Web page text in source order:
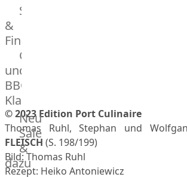
GOURMET
Manufaktur
Bratwurstsets
Toppings
Hackfleisch
Aufschnitt
&
Schinken
Streetfood
&
Fingerfood
Grill-
und
BBQ-
Klassiker
Beilagen
Brot
&
Brötchen
Neu
Sale
&
dazu
© 2023 Edition Port Culinaire
Thomas Ruhl, Stephan und
FLEISCH (S. 198/199)
Bild: Thomas Ruhl
Rezept: Heiko Antoniewicz